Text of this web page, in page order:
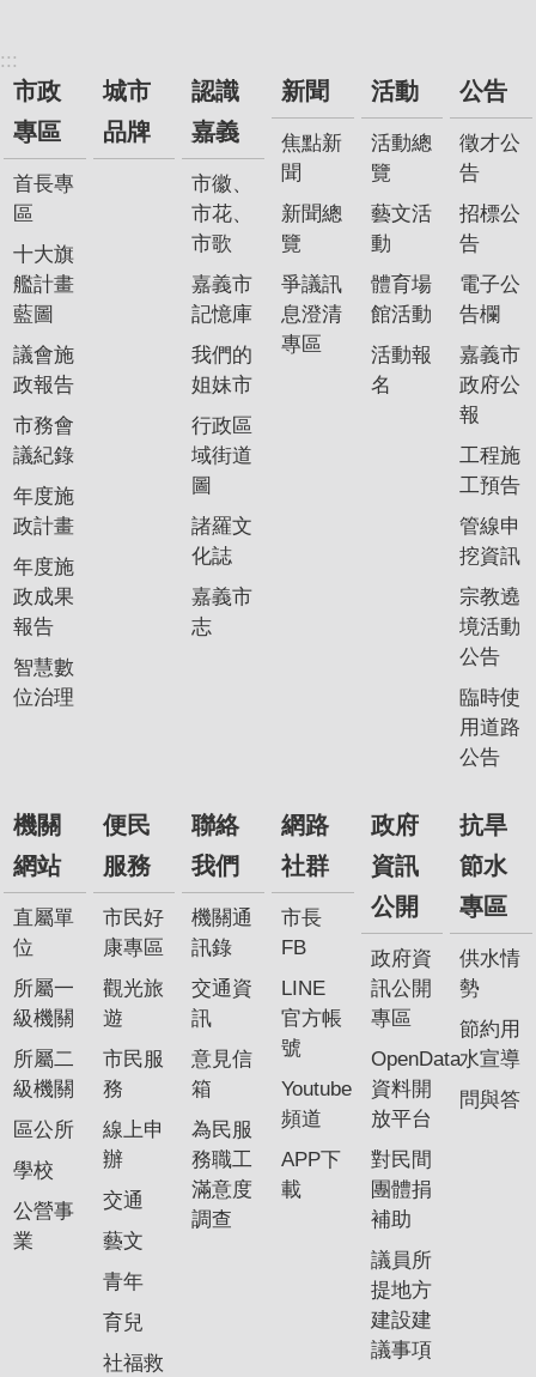
:::
市政
專區
首長專
區
十大旗
艦計畫
藍圖
議會施
政報告
市務會
議紀錄
年度施
政計畫
年度施
政成果
報告
智慧數
位治理
城市
品牌
認識
嘉義
市徽、
市花、
市歌
嘉義市
記憶庫
我們的
姐妹市
行政區
域街道
圖
諸羅文
化誌
嘉義市
志
新聞
焦點新
聞
新聞總
覽
爭議訊
息澄清
專區
活動
活動總
覽
藝文活
動
體育場
館活動
活動報
名
公告
徵才公
告
招標公
告
電子公
告欄
嘉義市
政府公
報
工程施
工預告
管線申
挖資訊
宗教遶
境活動
公告
臨時使
用道路
公告
機關
網站
直屬單
位
所屬一
級機關
所屬二
級機關
區公所
學校
公營事
業
便民
服務
市民好
康專區
觀光旅
遊
市民服
務
線上申
辦
交通
藝文
青年
育兒
社福救
聯絡
我們
機關通
訊錄
交通資
訊
意見信
箱
為民服
務職工
滿意度
調查
網路
社群
市長
FB
LINE
官方帳
號
Youtube
頻道
APP下
載
政府
資訊
公開
政府資
訊公開
專區
OpenData
資料開
放平台
對民間
團體捐
補助
議員所
提地方
建設建
議事項
抗旱
節水
專區
供水情
勢
節約用
水宣導
問與答